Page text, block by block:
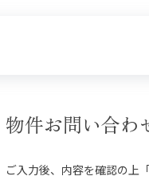
物件お問い合わ
ご入力後、内容を確認の上